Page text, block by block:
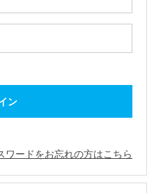
ワードをお忘れの方はこちら